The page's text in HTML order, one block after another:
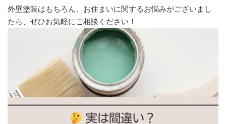
外壁塗装はもちろん、お住まいに関するお悩みがございまし
たら、ぜひお気軽にご相談ください！